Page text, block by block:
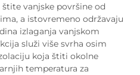
vanjske površine od
a istovremeno održavaju
izlaganja vanjskom
služi više svrha osim
koja štiti okolne
temperatura za